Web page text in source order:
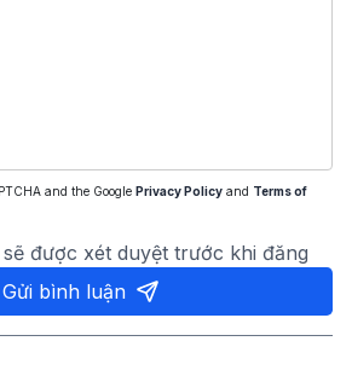
and the Google Privacy Policy and Terms of
được xét duyệt trước khi đăng
Gửi bình luận